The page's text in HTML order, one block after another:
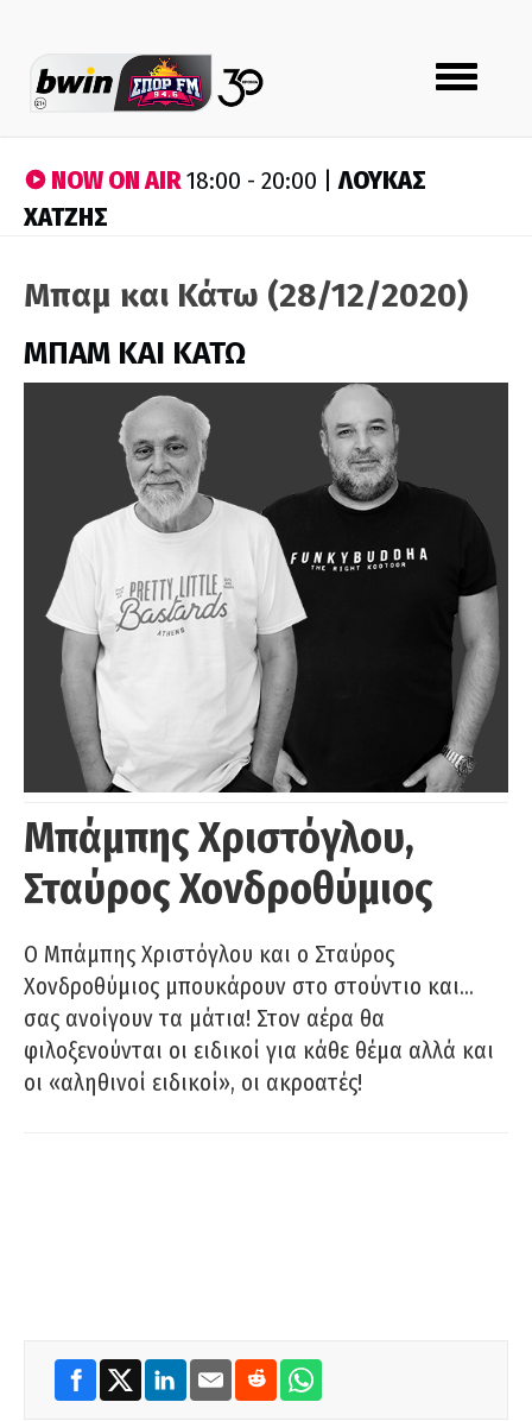
Toggle
navigation
NOW ON AIR18:00 - 20:00 |ΛΟΥΚΑΣ
ΧΑΤΖΗΣ
Μπαμ και Κάτω (28/12/2020)
ΜΠΑΜ ΚΑΙ ΚΑΤΩ
Μπάμπης Χριστόγλου,
Σταύρος Χονδροθύμιος
O Μπάμπης Χριστόγλου και ο Σταύρος
Χονδροθύμιος μπουκάρουν στο στούντιο και…
σας ανοίγουν τα μάτια! Στον αέρα θα
φιλοξενούνται οι ειδικοί για κάθε θέμα αλλά και
οι «αληθινοί ειδικοί», οι ακροατές!